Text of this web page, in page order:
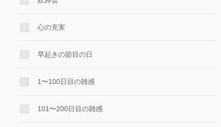
心の充実
早起きの節目の日
1〜100日目の雑感
101〜200日目の雑感